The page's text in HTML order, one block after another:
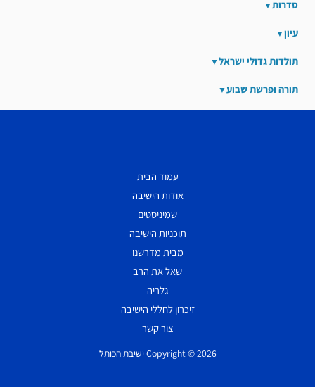
סדרות
עיון
תולדות גדולי ישראל
תורה ופרשת שבוע
עמוד הבית
אודות הישיבה
שמיניסטים
תוכניות הישיבה
מבית מדרשנו
שאל את הרב
גלריה
זיכרון לחללי הישיבה
צור קשר
Copyright © 2026 ישיבת הכותל